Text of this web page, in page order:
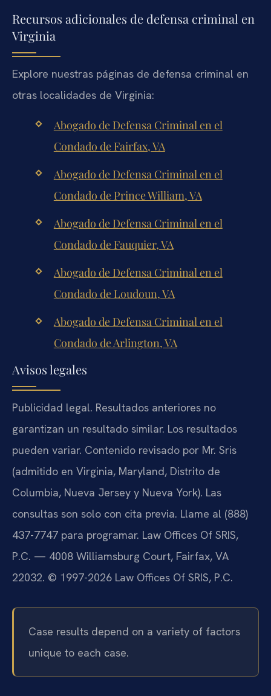
Recursos adicionales de defensa criminal en
Virginia
Explore nuestras páginas de defensa criminal en
otras localidades de Virginia:
Abogado de Defensa Criminal en el
Condado de Fairfax, VA
Abogado de Defensa Criminal en el
Condado de Prince William, VA
Abogado de Defensa Criminal en el
Condado de Fauquier, VA
Abogado de Defensa Criminal en el
Condado de Loudoun, VA
Abogado de Defensa Criminal en el
Condado de Arlington, VA
Avisos legales
Publicidad legal. Resultados anteriores no
garantizan un resultado similar. Los resultados
pueden variar. Contenido revisado por Mr. Sris
(admitido en Virginia, Maryland, Distrito de
Columbia, Nueva Jersey y Nueva York). Las
consultas son solo con cita previa. Llame al (888)
437-7747 para programar. Law Offices Of SRIS,
P.C. — 4008 Williamsburg Court, Fairfax, VA
22032. © 1997-2026 Law Offices Of SRIS, P.C.
Case results depend on a variety of factors
unique to each case.